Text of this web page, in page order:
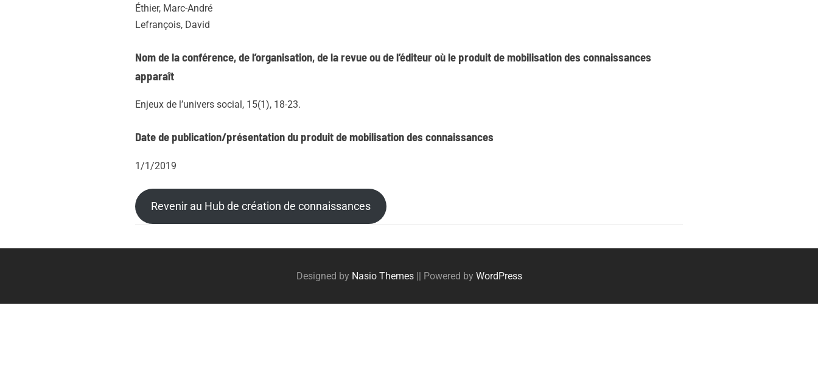
Éthier, Marc-André
Lefrançois, David
Nom de la conférence, de l’organisation, de la revue ou de l’éditeur où le produit de mobilisation des connaissances
apparaît
Enjeux de l’univers social, 15(1), 18-23.
Date de publication/présentation du produit de mobilisation des connaissances
1/1/2019
Revenir au Hub de création de connaissances
Posts
Designed by Nasio Themes || Powered by WordPress